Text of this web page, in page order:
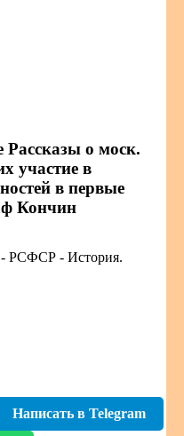
о моск.
участие в
в первые
Кончин
- РСФСР - История.
Написать в Telegram